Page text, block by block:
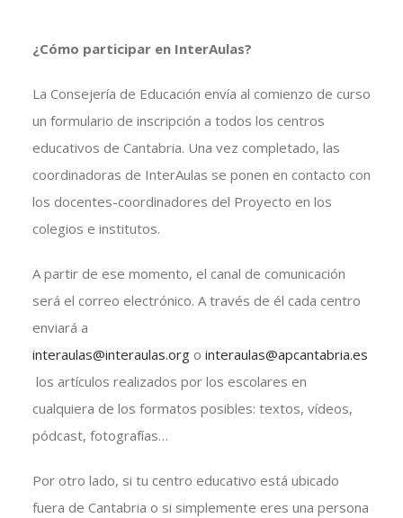
¿Cómo participar en InterAulas?
La Consejería de Educación envía al comienzo de curso
un formulario de inscripción a todos los centros
educativos de Cantabria. Una vez completado, las
coordinadoras de InterAulas se ponen en contacto con
los docentes-coordinadores del Proyecto en los
colegios e institutos.
A partir de ese momento, el canal de comunicación
será el correo electrónico. A través de él cada centro
enviará a
interaulas@interaulas.orgo interaulas@apcantabria.es
los artículos realizados por los escolares en
cualquiera de los formatos posibles: textos, vídeos,
pódcast, fotografías…
Por otro lado, si tu centro educativo está ubicado
fuera de Cantabria o si simplemente eres una persona